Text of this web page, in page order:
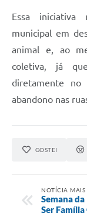
Essa iniciativa
municipal em
animal e, ao
coletiva, já
diretamente no
abandono nas
GOSTEI
NOTÍCIA MAIS
Semana
Ser